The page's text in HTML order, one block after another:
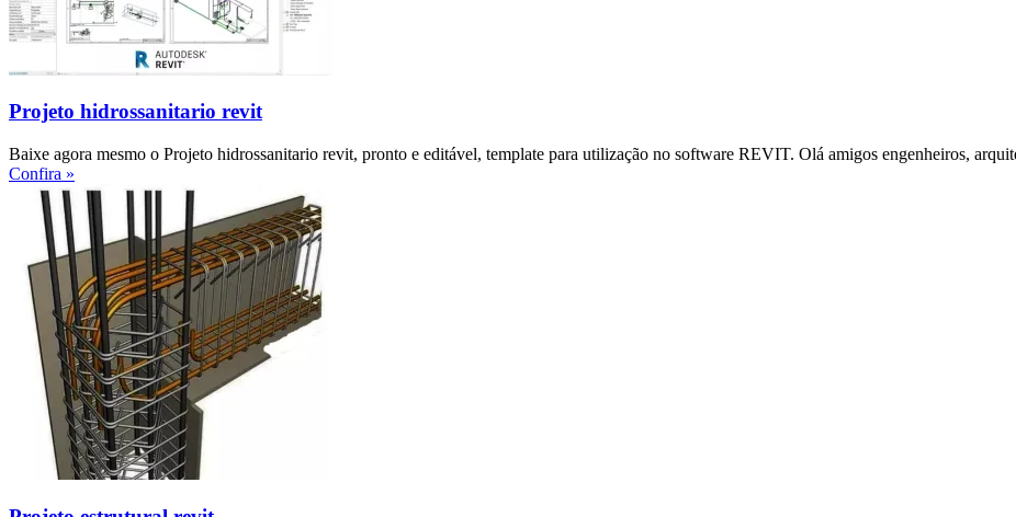
Projeto hidrossanitario revit
Baixe agora mesmo o Projeto hidrossanitario revit, pronto e editável, template para utilização no software REVIT. Olá amigos engenheiros,
Confira »